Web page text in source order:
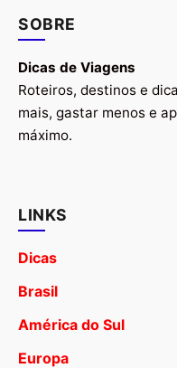
SOBRE
Dicas de Viagens
Roteiros, destinos e
mais, gastar menos e
máximo.
LINKS
Dicas
Brasil
América do Sul
Europa